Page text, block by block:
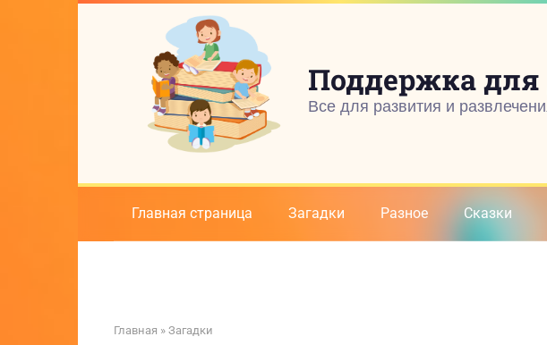
Поддержка для
Все для развития и
Главная страница Загадки Разное Сказки
Главная » Загадки